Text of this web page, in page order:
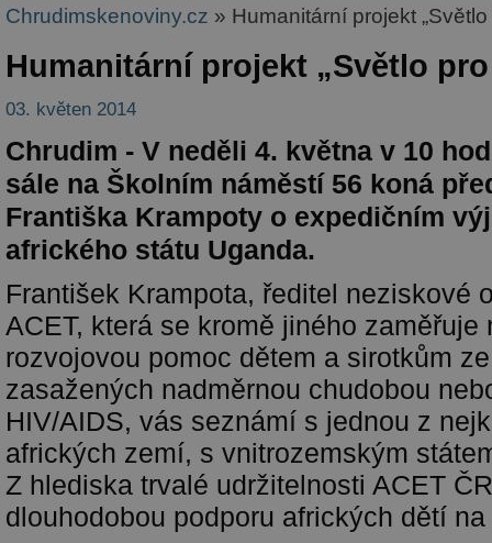
Chrudimskenoviny.cz » Humanitární projekt
Humanitární projekt „Světlo
03. květen 2014
Chrudim - V neděli 4. května v 10
sále na Školním náměstí 56 koná
Františka Krampoty o expedičním
afrického státu Uganda.
František Krampota, ředitel neziskové
ACET, která se kromě jiného zaměřuje
rozvojovou pomoc dětem a sirotkům
zasažených nadměrnou chudobou
HIV/AIDS, vás seznámí s jednou z
afrických zemí, s vnitrozemským
Z hlediska trvalé udržitelnosti ACET
dlouhodobou podporu afrických dětí